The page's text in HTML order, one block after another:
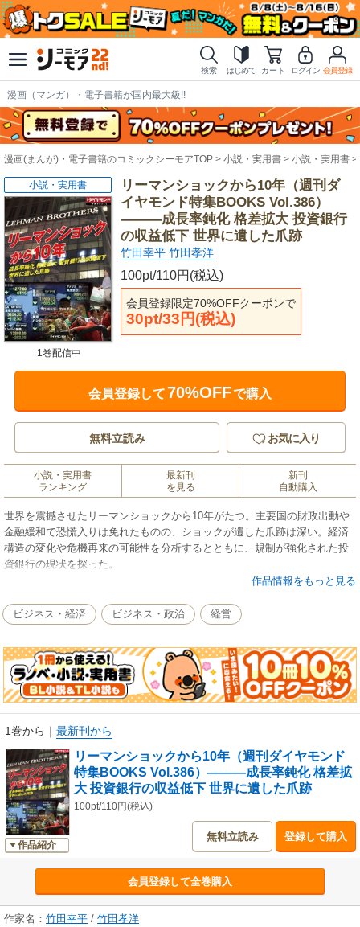
検索 はじめて カート ログイン 会員登録
漫画（マンガ）・電子書籍が国内最大級!!
漫画(まんが)・電子書籍のコミックシーモアTOP 小説・実用書 小説・実用書
リーマンショックから10年（週刊ダ
イヤモンド特集BOOKS Vol.386）
―――成長率鈍化 格差拡大 投資銀行
の収益低下 世界に遺した爪跡
竹田幸平 竹田孝洋
100pt/110円(税込)
会員登録限定70%OFFクーポンで
30pt/33円(税込)
小説・実用書
1巻配信中
会員登録して70%OFFで購入
無料立読み お気に入り
小説・実用書
ランキング
最新刊
を見る
新刊
自動購入
世界を震撼させたリーマンショックから10年がたつ。主要国の財政出動や
金融緩和で恐慌入りは免れたものの、ショックが遺した爪跡は深い。経済
構造の変化や危機再来の可能性を分析するとともに、規制が強化された投
資銀行の現状を探った。
作品情報をもっと見る
ビジネス・経済 ビジネス・政治 経営
1巻から ｜ 最新刊から
作品紹介
リーマンショックから10年（週刊ダイヤモンド
特集BOOKS Vol.386）―――成長率鈍化 格差拡
大 投資銀行の収益低下 世界に遺した爪跡
100pt/110円(税込)
無料立読み 登録して購入
会員登録して全巻購入
作家名： 竹田幸平 / 竹田孝洋